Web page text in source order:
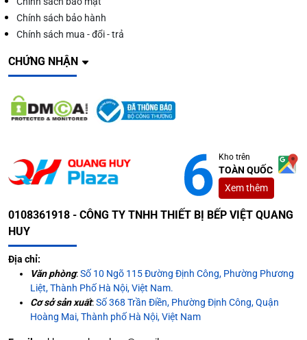
Chính sách bảo hành
Chính sách mua - đổi - trả
CHỨNG NHẬN
Kho trên
TOÀN QUỐC
Xem thêm
0108361918 - CÔNG TY TNHH THIẾT BỊ BẾP VIỆT QUANG
HUY
Địa chỉ:
Văn phòng:Số 10 Ngõ 115 Đường Định Công, Phường Phương
Liệt, Thành Phố Hà Nội, Việt Nam.
Cơ sở sản xuất:Số 368 Trần Điền, Phường Định Công, Quận
Hoàng Mai, Thành phố Hà Nội, Việt Nam